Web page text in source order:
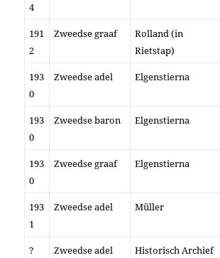
4
191
2
Zweedse graaf
Rolland (in
Rietstap)
193
0
Zweedse adel Elgenstierna
193
0
Zweedse baron Elgenstierna
193
0
Zweedse graaf Elgenstierna
193
1
Zweedse adel Müller
? Zweedse adel
Historisch Archief